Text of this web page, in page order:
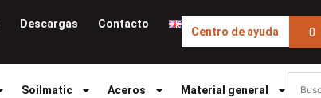
Descargas Contacto
Centro de ayuda 0
Soilmatic Aceros Material general